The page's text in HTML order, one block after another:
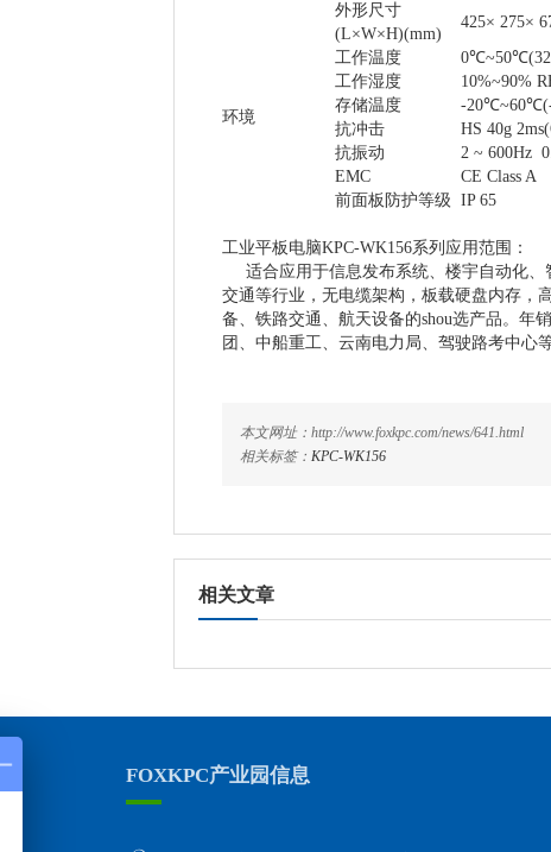
外形尺寸
(L×W×H)(mm)
425× 275×
环境
工作温度
工作湿度
10%~90%
存储温度
-
抗冲击
HS 40g
抗振动
2 ~ 600Hz
EMC
CE Class A
前面板防护等级 IP 65
工业平板电脑KPC-WK156系列应用范围：
适合应用于信息发布系统、楼宇自动化、
交通等行业，无电缆架构，板载硬盘内存，
备、铁路交通、航天设备的shou选产品。年
团、中船重工、云南电力局、驾驶路考中心等
本文网址：http://www.foxkpc.com/news/641.html
相关标签： KPC-WK156
相关文章
FOXKPC产业园信息